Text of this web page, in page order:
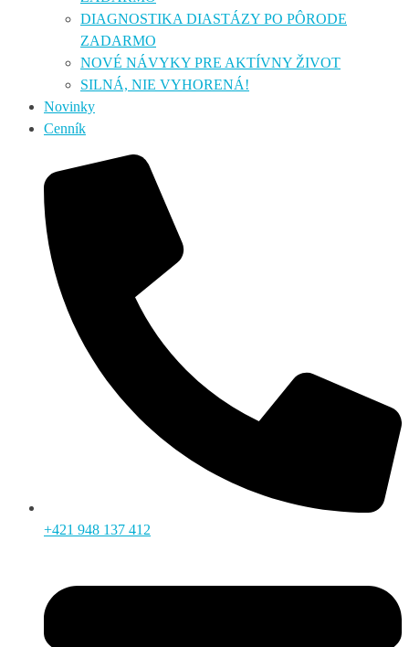
DIAGNOSTIKA DIASTÁZY PO PÔRODE
ZADARMO
NOVÉ NÁVYKY PRE AKTÍVNY ŽIVOT
SILNÁ, NIE VYHORENÁ!
Novinky
Cenník
+421 948 137 412